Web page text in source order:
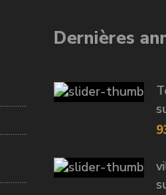
Dernières